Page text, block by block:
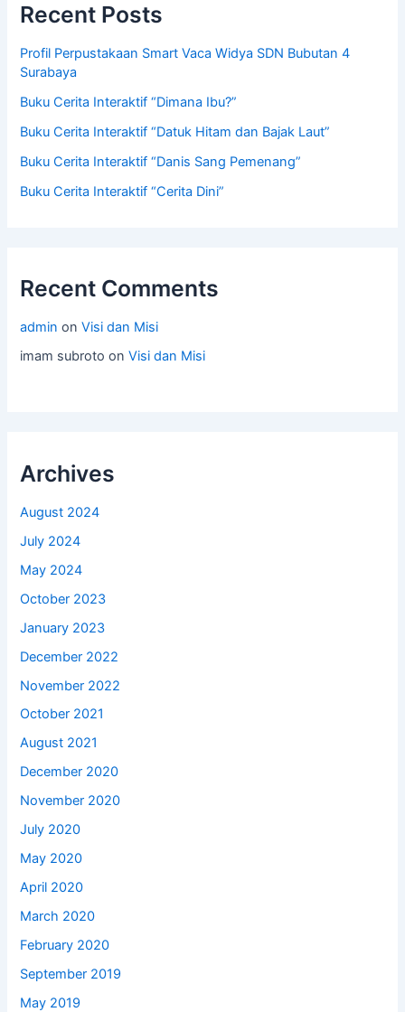
Recent Posts
Profil Perpustakaan Smart Vaca Widya SDN Bubutan 4
Surabaya
Buku Cerita Interaktif “Dimana Ibu?”
Buku Cerita Interaktif “Datuk Hitam dan Bajak Laut”
Buku Cerita Interaktif “Danis Sang Pemenang”
Buku Cerita Interaktif “Cerita Dini”
Recent Comments
admin onVisi dan Misi
imam subroto onVisi dan Misi
Archives
August 2024
July 2024
May 2024
October 2023
January 2023
December 2022
November 2022
October 2021
August 2021
December 2020
November 2020
July 2020
May 2020
April 2020
March 2020
February 2020
September 2019
May 2019